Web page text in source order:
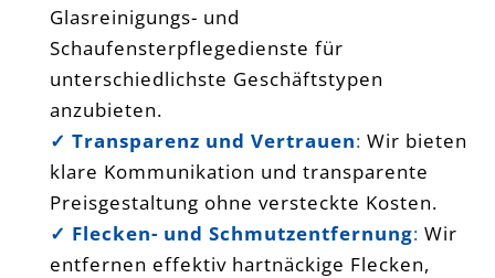
Glasreinigungs- und
Schaufensterpflegedienste für
unterschiedlichste Geschäftstypen
anzubieten.
✓ Transparenz und Vertrauen: Wir bieten
klare Kommunikation und transparente
Preisgestaltung ohne versteckte Kosten.
✓ Flecken- und Schmutzentfernung: Wir
entfernen effektiv hartnäckige Flecken,